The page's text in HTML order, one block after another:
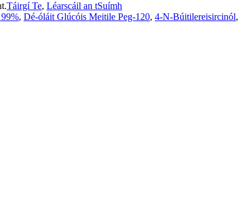
Táirgí Te, Léarscáil an tSuímh
, Dé-óláit Glúcóis Meitile Peg-120, 4-N-Búitilereisircinól,